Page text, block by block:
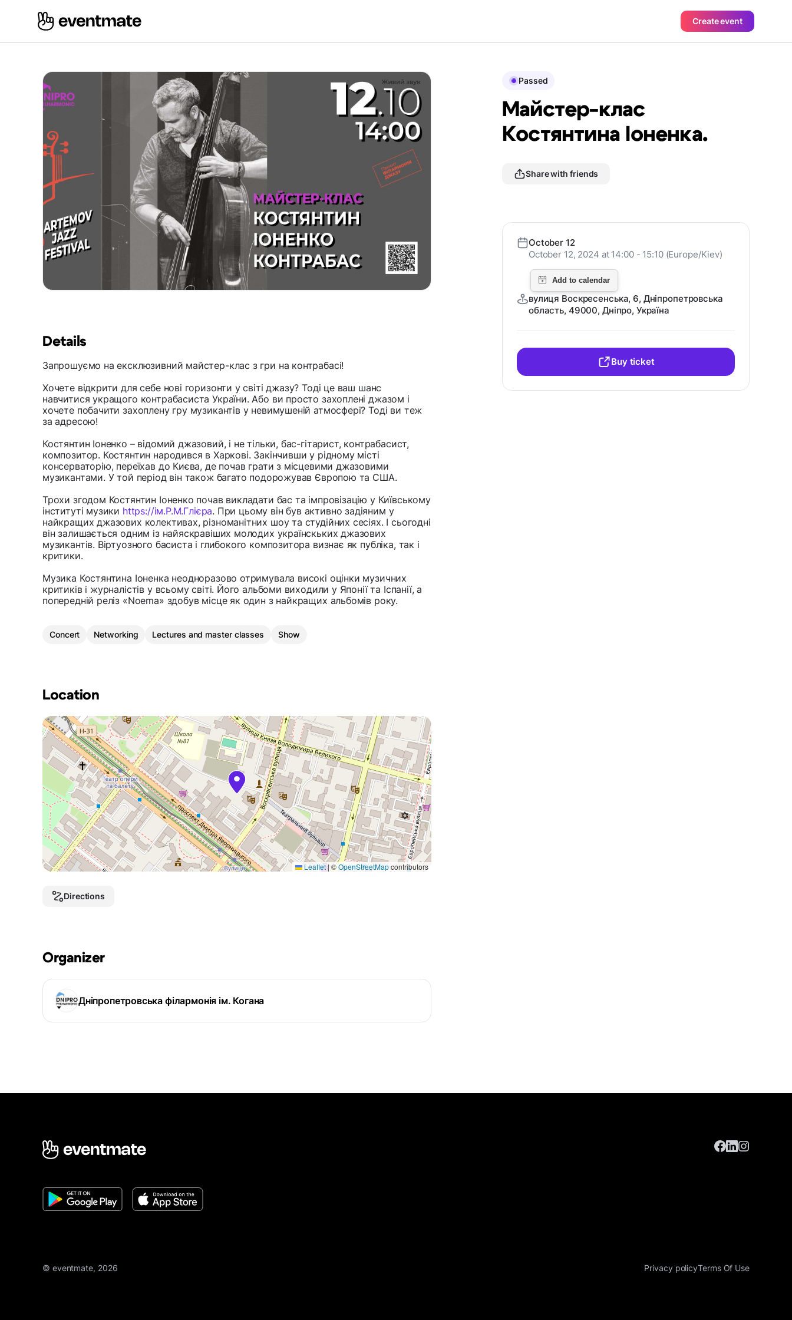
Create event
Details
Запрошуємо на ексклюзивний майстер-клас з гри на контрабасі!
Хочете відкрити для себе нові горизонти у світі джазу? Тоді це ваш шанс
навчитися укращого контрабасиста України. Або ви просто захоплені джазом і
хочете побачити захоплену гру музикантів у невимушеній атмосфері? Тоді ви теж
за адресою!
Костянтин Іоненко – відомий джазовий, і не тільки, бас-гітарист, контрабасист,
композитор. Костянтин народився в Харкові. Закінчивши у рідному місті
консерваторію, переїхав до Києва, де почав грати з місцевими джазовими
музикантами. У той період він також багато подорожував Європою та США.
Трохи згодом Костянтин Іоненко почав викладати бас та імпровізацію у Київському
інституті музики https://ім.Р.М.Глієра. При цьому він був активно задіяним у
найкращих джазових колективах, різноманітних шоу та студійних сесіях. І сьогодні
він залишається одним із найяскравіших молодих українскьких джазових
музикантів. Віртуозного басиста і глибокого композитора визнає як публіка, так і
критики.
Музика Костянтина Іоненка неодноразово отримувала високі оцінки музичних
критиків і журналістів у всьому світі. Його альбоми виходили у Японії та Іспанії, а
попередній реліз «Noema» здобув місце як один з найкращих альбомів року.
Concert Networking Lectures and master classes Show
Location
Leaflet| ©OpenStreetMapcontributors
Directions
Organizer
Дніпропетровська філармонія ім. Когана
Passed
Майстер-клас
Костянтина Іоненка.
Share with friends
October 12
October 12, 2024 at 14:00 - 15:10 (Europe/Kiev)
вулиця Воскресенська, 6, Дніпропетровська
область, 49000, Дніпро, Україна
Buy ticket
© eventmate, 2026 Privacy policyTerms Of Use